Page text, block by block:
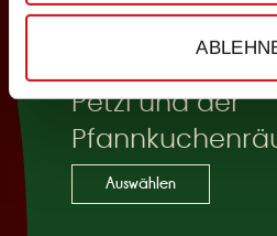
Dienstag, 15:00 Uhr
Petzi und der
Auswählen